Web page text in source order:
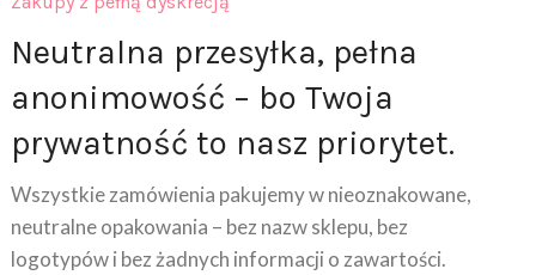
Neutralna przesyłka, pełna
anonimowość – bo Twoja
prywatność to nasz priorytet.
Wszystkie zamówienia pakujemy w nieoznakowane,
neutralne opakowania – bez nazw sklepu, bez
logotypów i bez żadnych informacji o zawartości.
Kurier ani osoby trzecie nie będą wiedzieć, co